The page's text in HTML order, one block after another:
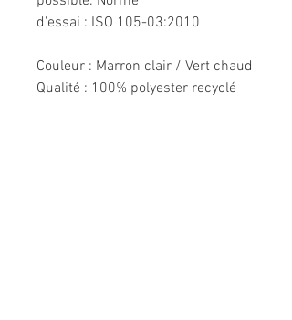
d'essai : ISO 105-03:2010
Couleur : Marron clair / Vert chaud
Qualité : 100% polyester recyclé